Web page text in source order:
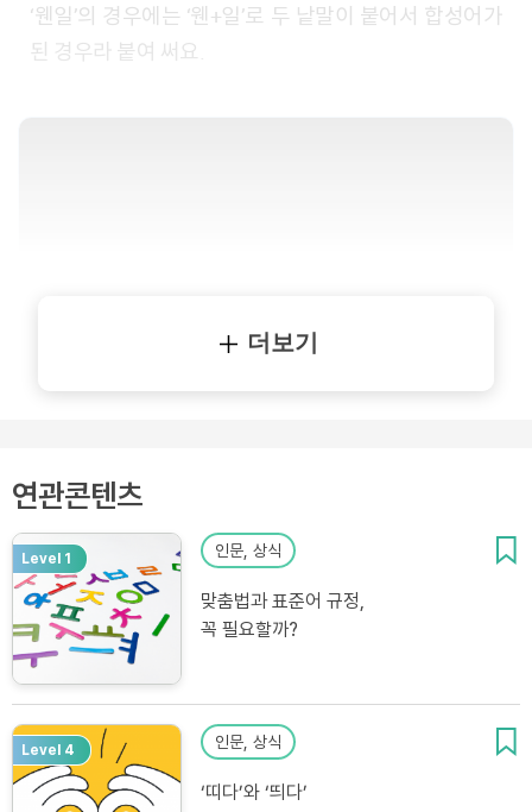
‘웬일’의 경우에는 ‘웬+일’로 두 낱말이 붙어서 합성어가
된 경우라 붙여 써요.
더보기
연관콘텐츠
Level 1 인문, 상식
맞춤법과 표준어 규정,
꼭 필요할까?
Level 4 인문, 상식
‘띠다’와 ‘띄다’